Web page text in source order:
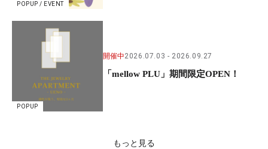
POPUP / EVENT
POPUP
開催中2026.07.03 2026.09.27
「mellow PLU」期間限定OPEN！
もっと見る